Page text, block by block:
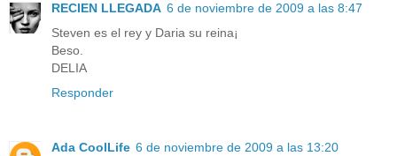
RECIEN LLEGADA 6 de noviembre de 2009 a las 8:47
Steven es el rey y Daria su reina¡
Beso.
DELIA
Responder
Ada CoolLife 6 de noviembre de 2009 a las 13:20